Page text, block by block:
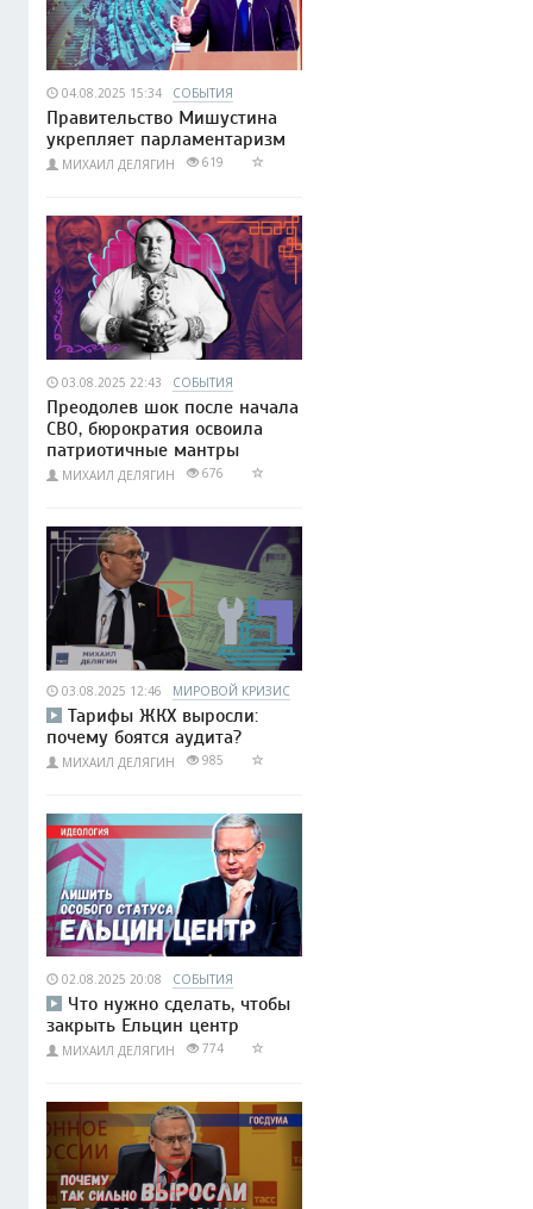
04.08.2025 15:34 СОБЫТИЯ
Правительство Мишустина
укрепляет парламентаризм
МИХАИЛ ДЕЛЯГИН 619
03.08.2025 22:43 СОБЫТИЯ
Преодолев шок после начала
СВО, бюрократия освоила
патриотичные мантры
МИХАИЛ ДЕЛЯГИН 676
03.08.2025 12:46 МИРОВОЙ КРИЗИС
Тарифы ЖКХ выросли:
почему боятся аудита?
МИХАИЛ ДЕЛЯГИН 985
02.08.2025 20:08 СОБЫТИЯ
Что нужно сделать, чтобы
закрыть Ельцин центр
МИХАИЛ ДЕЛЯГИН 774